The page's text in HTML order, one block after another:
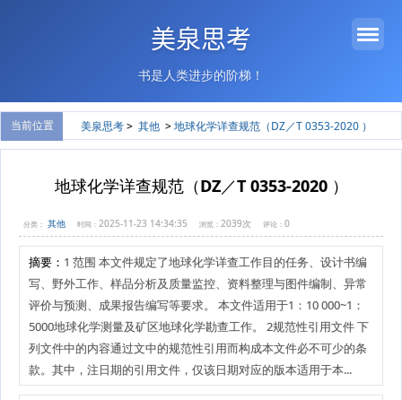
美泉思考
书是人类进步的阶梯！
当前位置 美泉思考> 其他 >地球化学详查规范（DZ／T 0353-2020 ）
地球化学详查规范（DZ／T 0353-2020 ）
分类： 其他 时间： 2025-11-23 14:34:35 浏览： 2039次 评论： 0
摘要： 1 范围 本文件规定了地球化学详查工作目的任务、设计书编
写、野外工作、样品分析及质量监控、资料整理与图件编制、异常
评价与预测、成果报告编写等要求。 本文件适用于1：10 000~1：
5000地球化学测量及矿区地球化学勘查工作。 2规范性引用文件 下
列文件中的内容通过文中的规范性引用而构成本文件必不可少的条
款。其中，注日期的引用文件，仅该日期对应的版本适用于本...